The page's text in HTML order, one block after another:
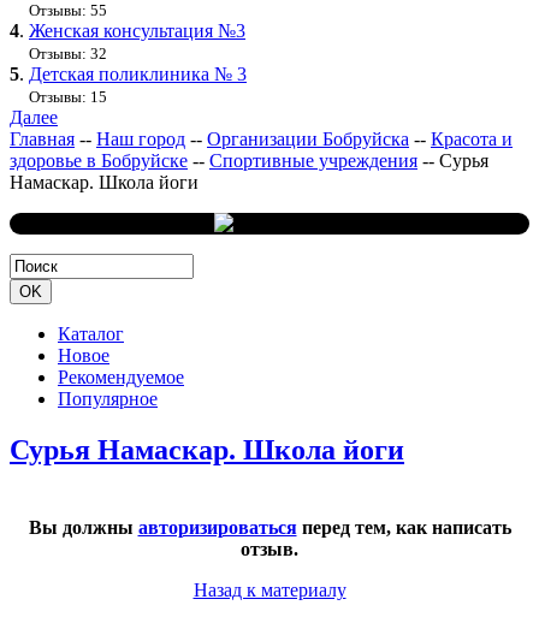
Отзывы: 55
4. Женская консультация №3
Отзывы: 32
5. Детская поликлиника № 3
Отзывы: 15
Далее
Главная -- Наш город -- Организации Бобруйска -- Красота и
здоровье в Бобруйске -- Спортивные учреждения -- Сурья
Намаскар. Школа йоги
Каталог
Новое
Рекомендуемое
Популярное
Сурья Намаскар. Школа йоги
Вы должны авторизироватьсяперед тем, как написать
отзыв.
Назад к материалу